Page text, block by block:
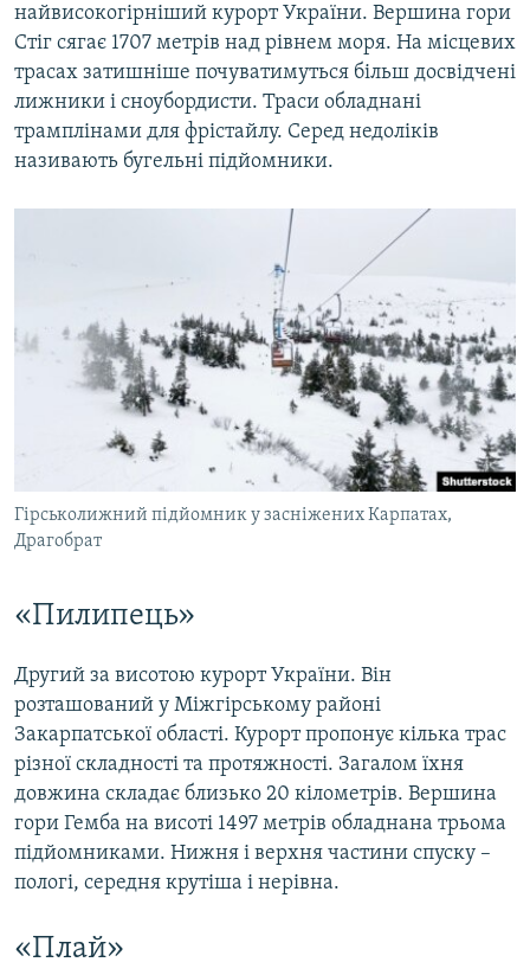
найвисокогірніший курорт України. Вершина гори
Стіг сягає 1707 метрів над рівнем моря. На місцевих
трасах затишніше почуватимуться більш досвідчені
лижники і сноубордисти. Траси обладнані
трамплінами для фрістайлу. Серед недоліків
називають бугельні підйомники.
Гірськолижний підйомник у засніжених Карпатах,
Драгобрат
«Пилипець»
Другий за висотою курорт України. Він
розташований у Міжгірському районі
Закарпатської області. Курорт пропонує кілька трас
різної складності та протяжності. Загалом їхня
довжина складає близько 20 кілометрів. Вершина
гори Гемба на висоті 1497 метрів обладнана трьома
підйомниками. Нижня і верхня частини спуску –
пологі, середня крутіша і нерівна.
«Плай»